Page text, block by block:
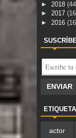
► 2018
► 2017
► 2016
actor